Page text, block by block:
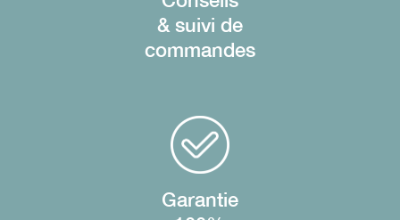
& suivi de
commandes
Garantie